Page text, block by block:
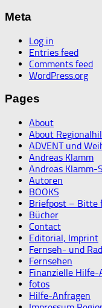
Meta
Log in
Entries feed
Comments feed
WordPress.org
Pages
About
About
ADVENT und
Andreas Klamm
Andreas Klamm-
Autoren
BOOKS
Briefpost – Bitte
Bücher
Contact
Editorial, Imprint
Fernseh- und
Fernsehen
Finanzielle Hilfe-
fotos
Hilfe-Anfragen